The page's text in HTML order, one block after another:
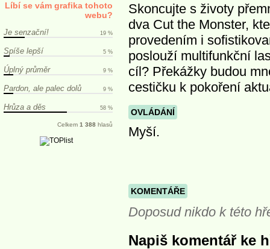
Líbí se vám grafika tohoto
webu?
Je senzační! 19 %
Spíše lepší 5 %
Úplný průměr 9 %
Pardon, ale palec dolů 9 %
Hrůza a děs 58 %
Celkem 1 388 hlasů
Skoncujte s životy
dva Cut the Monster,
provedením i
poslouží multifunkční
cíl? Překážky budou
cestičku k pokoření
OVLÁDÁNÍ
Myší.
KOMENTÁŘE
Doposud nikdo k této
Napiš komentář ke